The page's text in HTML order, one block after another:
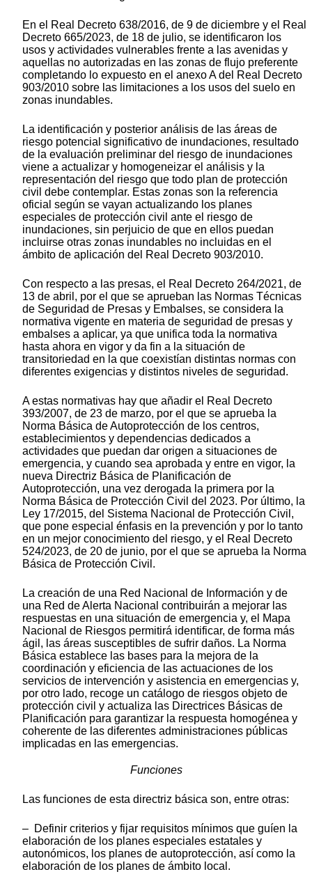
En el Real Decreto 638/2016, de 9 de diciembre y el Real
Decreto 665/2023, de 18 de julio, se identificaron los
usos y actividades vulnerables frente a las avenidas y
aquellas no autorizadas en las zonas de flujo preferente
completando lo expuesto en el anexo A del Real Decreto
903/2010 sobre las limitaciones a los usos del suelo en
zonas inundables.
La identificación y posterior análisis de las áreas de
riesgo potencial significativo de inundaciones, resultado
de la evaluación preliminar del riesgo de inundaciones
viene a actualizar y homogeneizar el análisis y la
representación del riesgo que todo plan de protección
civil debe contemplar. Estas zonas son la referencia
oficial según se vayan actualizando los planes
especiales de protección civil ante el riesgo de
inundaciones, sin perjuicio de que en ellos puedan
incluirse otras zonas inundables no incluidas en el
ámbito de aplicación del Real Decreto 903/2010.
Con respecto a las presas, el Real Decreto 264/2021, de
13 de abril, por el que se aprueban las Normas Técnicas
de Seguridad de Presas y Embalses, se considera la
normativa vigente en materia de seguridad de presas y
embalses a aplicar, ya que unifica toda la normativa
hasta ahora en vigor y da fin a la situación de
transitoriedad en la que coexistían distintas normas con
diferentes exigencias y distintos niveles de seguridad.
A estas normativas hay que añadir el Real Decreto
393/2007, de 23 de marzo, por el que se aprueba la
Norma Básica de Autoprotección de los centros,
establecimientos y dependencias dedicados a
actividades que puedan dar origen a situaciones de
emergencia, y cuando sea aprobada y entre en vigor, la
nueva Directriz Básica de Planificación de
Autoprotección, una vez derogada la primera por la
Norma Básica de Protección Civil del 2023. Por último, la
Ley 17/2015, del Sistema Nacional de Protección Civil,
que pone especial énfasis en la prevención y por lo tanto
en un mejor conocimiento del riesgo, y el Real Decreto
524/2023, de 20 de junio, por el que se aprueba la Norma
Básica de Protección Civil.
La creación de una Red Nacional de Información y de
una Red de Alerta Nacional contribuirán a mejorar las
respuestas en una situación de emergencia y, el Mapa
Nacional de Riesgos permitirá identificar, de forma más
ágil, las áreas susceptibles de sufrir daños. La Norma
Básica establece las bases para la mejora de la
coordinación y eficiencia de las actuaciones de los
servicios de intervención y asistencia en emergencias y,
por otro lado, recoge un catálogo de riesgos objeto de
protección civil y actualiza las Directrices Básicas de
Planificación para garantizar la respuesta homogénea y
coherente de las diferentes administraciones públicas
implicadas en las emergencias.
Funciones
Las funciones de esta directriz básica son, entre otras:
– Definir criterios y fijar requisitos mínimos que guíen la
elaboración de los planes especiales estatales y
autonómicos, los planes de autoprotección, así como la
elaboración de los planes de ámbito local.